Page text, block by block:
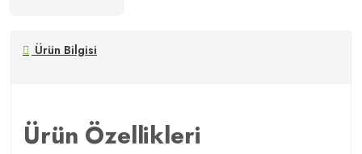
Ürün Bilgisi
Ürün Özellikleri